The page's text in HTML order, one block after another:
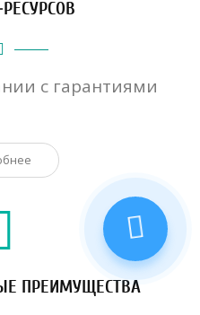
с гарантиями
ПРЕИМУЩЕСТВА